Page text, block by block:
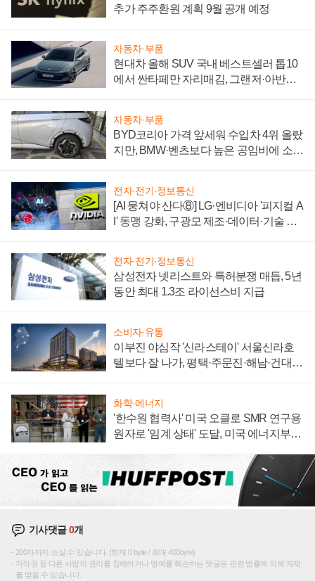
추가 주주환원 계획 9월 공개 예정
자동차·부품
현대차 올해 SUV 국내 베스트셀러 톱10
에서 싼타페만 자리매김, 그랜저·아반떼
자동차·부품
BYD코리아 가격 앞세워 수입차 4위 올랐
지만, BMW·벤츠보다 높은 공임비에 소비
전자·전기·정보통신
[AI 뭉쳐야 산다⑧] LG·엔비디아 '피지컬 A
I' 동맹 강화, 구광모 제조·데이터·기술 결
전자·전기·정보통신
삼성전자 넷리스트와 특허분쟁 매듭, 5년
동안 최대 1.3조 라이선스비 지급
소비자·유통
이부진 야심작 '신라스테이' 서울신라호
텔보다 잘 나가, 평택·주문진·해남·건대로
화학·에너지
'한수원 협력사' 미국 오클로 SMR 연구용
원자로 '임계 상태' 도달, 미국 에너지부
기사댓글0개
200자까지 쓰실 수 있습니다. (현재 0 byte / 최대 400byte)
저작권 등 다른 사람의 권리를 침해하거나 명예를 훼손하는 댓글은 관련 법률에 의해 제재
를 받을 수 있습니다.